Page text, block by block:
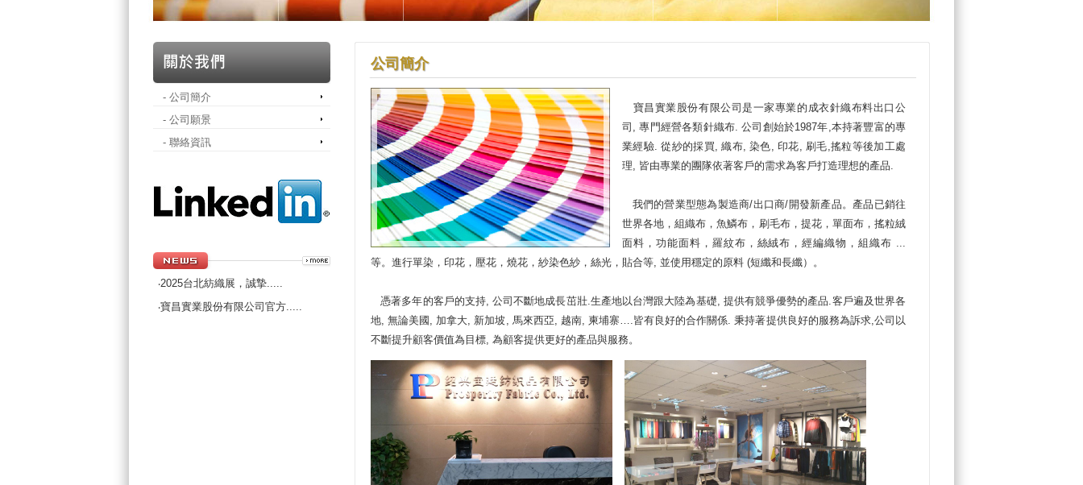
- 公司簡介
- 公司願景
- 聯絡資訊
‧2025台北紡織展，誠摯.....
‧寶昌實業股份有限公司官方.....
公司簡介
寶昌實業股份有限公司是一家專業的成衣針織布料出口公
司, 專門經營各類針織布. 公司創始於1987年,本持著豐富的專
業經驗. 從紗的採買, 織布, 染色, 印花, 刷毛,搖粒等後加工處
理, 皆由專業的團隊依著客戶的需求為客戶打造理想的產品.
我們的營業型態為製造商/出口商/開發新產品。產品已銷往
世界各地，組織布，魚鱗布，刷毛布，提花，單面布，搖粒絨
面料，功能面料，羅紋布，絲絨布，經編織物，組織布 ...
等。進行單染，印花，壓花，燒花，紗染色紗，絲光，貼合等, 並使用穩定的原料 (短纖和長纖）。
憑著多年的客戶的支持, 公司不斷地成長茁壯.生產地以台灣跟大陸為基礎, 提供有競爭優勢的產品.客戶遍及世界各
地, 無論美國, 加拿大, 新加坡, 馬來西亞, 越南, 柬埔寨….皆有良好的合作關係. 秉持著提供良好的服務為訴求,公司以
不斷提升顧客價值為目標, 為顧客提供更好的產品與服務。